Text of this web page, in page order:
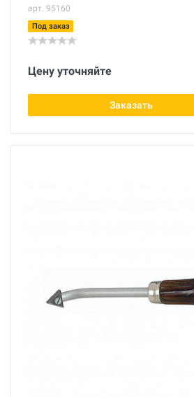
арт. 95160
Под заказ
Цену уточняйте
Заказать